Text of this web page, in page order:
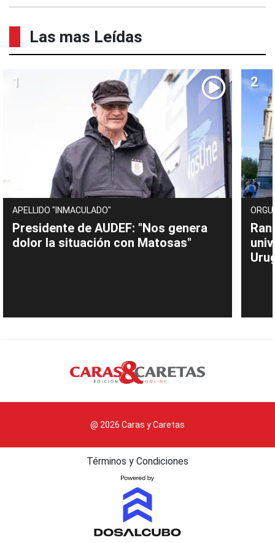
Las mas Leídas
APELLIDO "INMACULADO"
Presidente de AUDEF: "Nos genera
dolor la situación con Matosas"
@ 2026 Caras y Caretas
Términos y Condiciones